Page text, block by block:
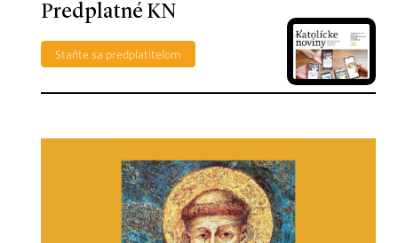
Predplatné KN
Staňte sa predplatiteľom